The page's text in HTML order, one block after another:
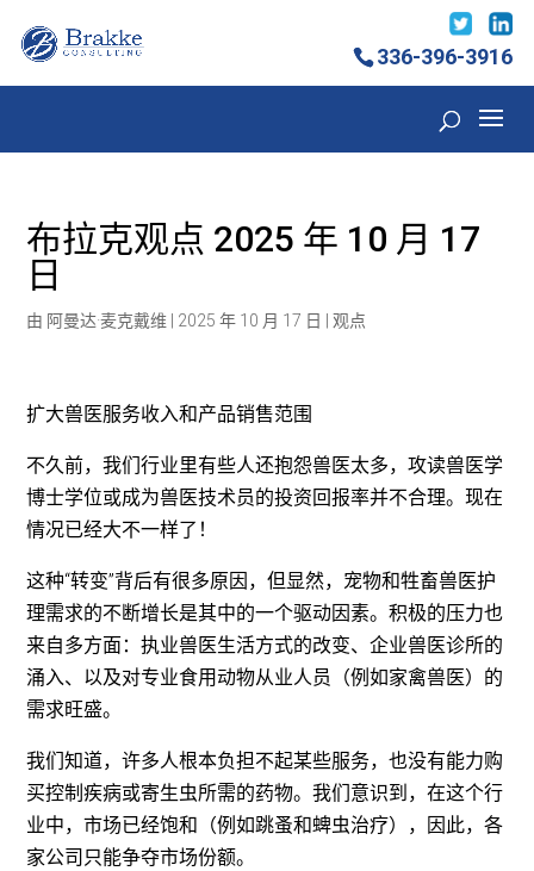
336-396-3916
布拉克观点 2025 年 10 月 17
日
由 阿曼达·麦克戴维 2025 年 10 月 17 日 |观点
扩大兽医服务收入和产品销售范围
不久前，我们行业里有些人还抱怨兽医太多，攻读兽医学
博士学位或成为兽医技术员的投资回报率并不合理。现在
情况已经大不一样了！
这种“转变”背后有很多原因，但显然，宠物和牲畜兽医护
理需求的不断增长是其中的一个驱动因素。积极的压力也
来自多方面：执业兽医生活方式的改变、企业兽医诊所的
涌入、以及对专业食用动物从业人员（例如家禽兽医）的
需求旺盛。
我们知道，许多人根本负担不起某些服务，也没有能力购
买控制疾病或寄生虫所需的药物。我们意识到，在这个行
业中，市场已经饱和（例如跳蚤和蜱虫治疗），因此，各
家公司只能争夺市场份额。